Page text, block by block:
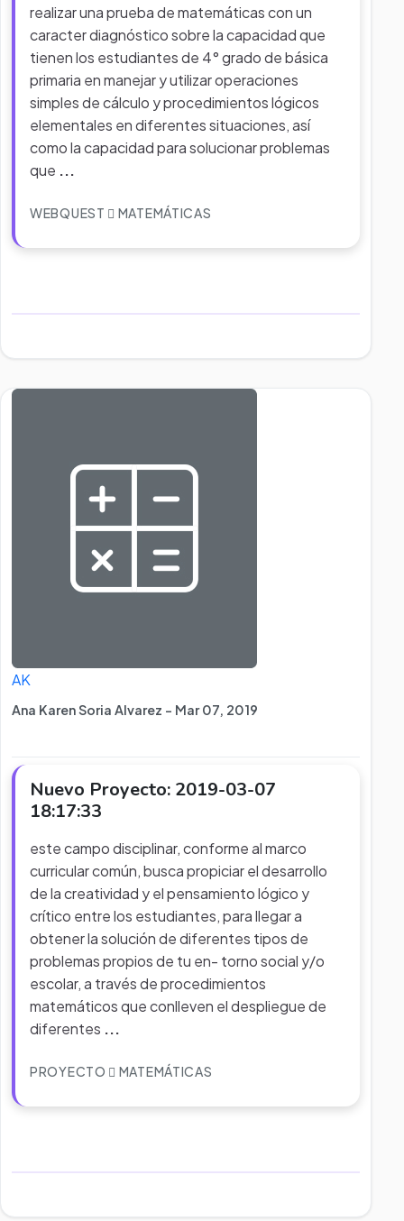
realizar una prueba de matemáticas con un
caracter diagnóstico sobre la capacidad que
tienen los estudiantes de 4° grado de básica
primaria en manejar y utilizar operaciones
simples de cálculo y procedimientos lógicos
elementales en diferentes situaciones, así
como la capacidad para solucionar problemas
que ...
WEBQUEST MATEMÁTICAS
AK
Ana Karen Soria Alvarez - Mar 07, 2019
Nuevo Proyecto: 2019-03-07
18:17:33
este campo disciplinar, conforme al marco
curricular común, busca propiciar el desarrollo
de la creatividad y el pensamiento lógico y
crítico entre los estudiantes, para llegar a
obtener la solución de diferentes tipos de
problemas propios de tu en- torno social y/o
escolar, a través de procedimientos
matemáticos que conlleven el despliegue de
diferentes ...
PROYECTO MATEMÁTICAS